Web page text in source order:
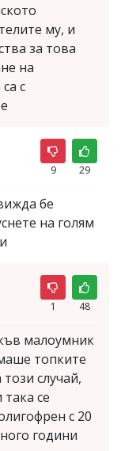
му, и
за това
на
с
9 29
бе
на голям
1 48
малоумник
топките
случай,
се
с 20
години